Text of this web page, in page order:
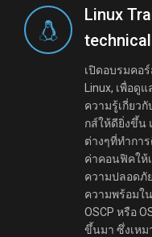
Linux
เปิดอบรมคอ
Linux, เพื่อดู
ความรู้เกี่ยว
กส์ให้ดียิ่งขึ้น
ต่างๆที่ทำกา
ค่าคอนฟิคให้
ความปลอดภั
ความพร้อมใ
OSCP หรือ
ขึ้นมา ซึ่งเห